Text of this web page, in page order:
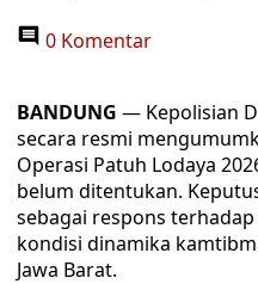
0 Komentar
BANDUNG — Kepolisian
secara resmi
Operasi Patuh Lodaya
belum ditentukan.
sebagai respons
kondisi dinamika
Jawa Barat.